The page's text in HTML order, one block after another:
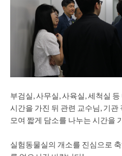
부검실, 사무실, 사육실, 세척실
시간을 가진 뒤 관련 교수님, 기관
모여 짧게 담소를 나누는 시간을
실험동물실의 개소를 진심으로